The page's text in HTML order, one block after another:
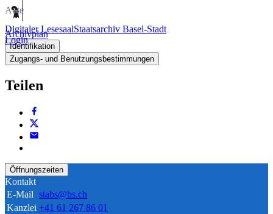
Digitaler LesesaalStaatsarchiv Basel-Stadt
Login
Akte
Archivplan
Identifikation
Zugangs- und Benutzungsbestimmungen
Teilen
Öffnungszeiten
Kontakt
E-Mail stabs@bs.ch
Kanzlei +41 61 267 86 01